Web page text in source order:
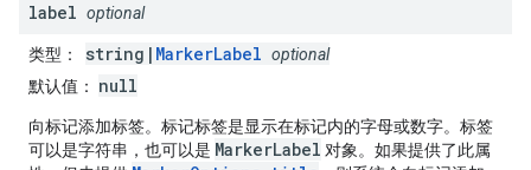
label optional
类型 ： string| MarkerLabel optional
默认值 ： null
向标记添加标签。标记标签是显示在标记内的字母或数字。标签
可以是字符串，也可以是 MarkerLabel 对象。如果提供了此属